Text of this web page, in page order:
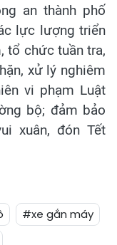
an thành phố
lực lượng triển
tổ chức tuần tra,
xử lý nghiêm
vi phạm Luật
bộ; đảm bảo
xuân, đón Tết
#xe gắn máy